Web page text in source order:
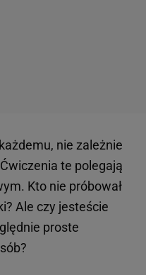
nie zależnie
te polegają
Kto nie próbował
Ale czy jesteście
proste